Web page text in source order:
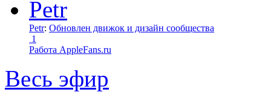
Petr: Обновлен движок и дизайн сообщества
1
Работа AppleFans.ru
Весь эфир